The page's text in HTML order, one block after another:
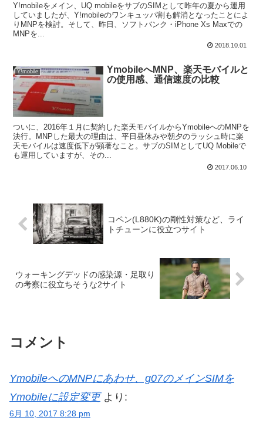
Y!mobileをメイン、UQ mobileをサブのSIMとして昨年の夏から運用
していましたが、Y!mobileのワンキュッパ割も解消となったことによ
りMNPを検討。そして、昨日、ソフトバンク・iPhone Xs Maxでの
MNPを...
2018.10.01
Y!mobile
YmobileへMNP、楽天モバイルと
の使用感、通信速度の比較
ついに、2016年１月に契約した楽天モバイルからYmobileへのMNPを
決行。MNPした最大の理由は、平日昼休みや朝夕のラッシュ時に楽
天モバイルは速度低下が顕著なこと。サブのSIMとしてUQ Mobileで
も運用していますが、その...
2017.06.10
コペン(L880K)の剛性対策など、ライ
トチューンに役立つサイト
ウォーキングデッドの感染源・足取り
の考察に役立ちそうな2サイト
コメント
YmobileへのMNPにあわせ、g07のメインSIMを
Ymobileに設定変更 より:
6月 10, 2017 8:28 pm